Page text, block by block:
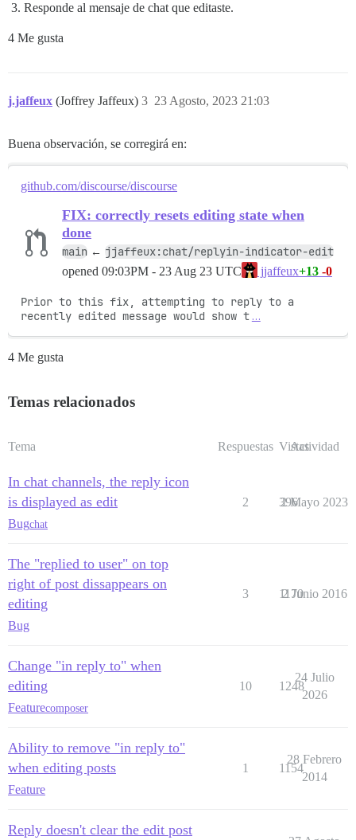
Responde al mensaje de chat que editaste.
4 Me gusta
j.jaffeux (Joffrey Jaffeux) 23 Agosto, 2023 21:03
3
Buena observación, se corregirá en:
github.com/discourse/discourse
FIX: correctly resets editing state when
done
main ← jjaffeux:chat/replyin-indicator-edit
opened 09:03PM - 23 Aug 23 UTC jjaffeux+13 -0
Prior to this fix, attempting to reply to a
recently edited message would show t …
4 Me gusta
Temas relacionados
Tema Respuestas Vistas
Actividad
In chat channels, the reply icon
is displayed as edit
Bugchat
2 396
2 Mayo 2023
The "replied to user" on top
right of post dissappears on
editing
Bug
3 1170
2 Junio 2016
Change "in reply to" when
editing
Featurecomposer
10 1248
24 Julio
2026
Ability to remove "in reply to"
when editing posts
Feature
1 1154
28 Febrero
2014
Reply doesn't clear the edit post